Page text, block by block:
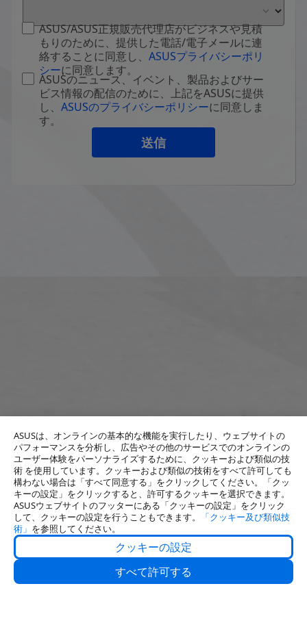
ASUSは、オンラインの基本的な機能を実行したり、ウェブサイトの
パフォーマンスを分析し、広告やその他のサービスでのオンラインの
ユーザー体験をパーソナライズするために、クッキーおよび類似の技
術 を使用しています。クッキーおよび類似の技術をすべて許可しても
構わない場合は「すべて同意する」をクリックしてください。「クッ
キーの設定」をクリックすると、許可するクッキーを選択できます。
ASUSウェブサイトのフッターにある「クッキーの設定」をクリック
して、クッキーの設定を行うこともできます。
「クッキー及び類似技
術」 を参照してください。
クッキーの設定
すべて許可する
ASUS/ASUS正規販売代理店がビジネスや見積
もりのために、提供した電話/電子メールに連
絡することに同意し、 ASUSプライバシーポリ
シーに同意します。
ASUSのニュース、イベント、製品およびサー
ビス情報の配信のために、上記をASUSに提供
し、 ASUSのプライバシーポリシーに同意しま
す。
About Us